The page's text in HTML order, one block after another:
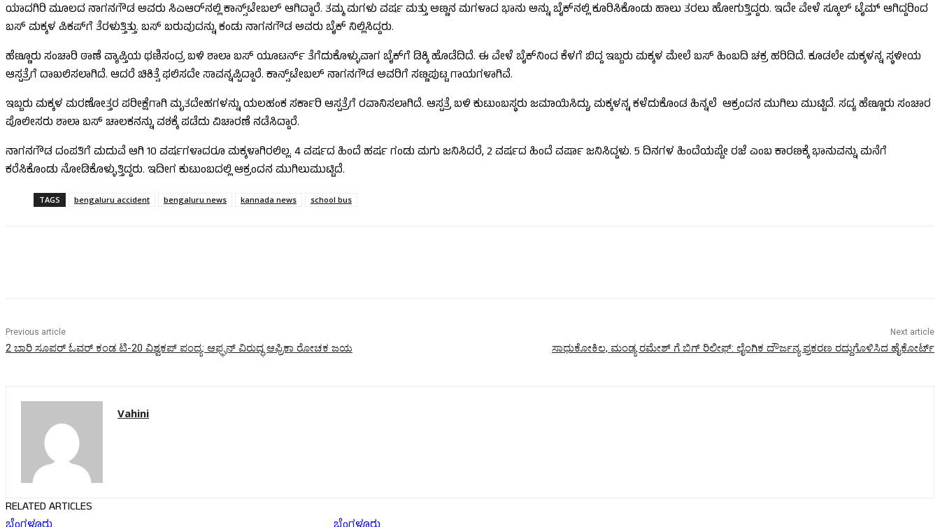
ಯಾದಗಿರಿ ಮೂಲದ ನಾಗನಗೌಡ ಅವರು ಸಿಎಆರ್​ನಲ್ಲಿ ಕಾನ್ಸ್​ಟೇಬಲ್​​ ಆಗಿದ್ದಾರೆ. ತಮ್ಮ ಮಗಳು ವರ್ಷ ಮತ್ತು ಅಣ್ಣನ ಮಗಳಾದ ಭಾನು ಅನ್ನು ಬೈಕ್​ನಲ್ಲಿ ಕೂರಿಸಿಕೊಂಡು ಹಾಲು ತರಲು ಹೋಗುತ್ತಿದ್ದರು. ಇದೇ ವೇಳೆ ಸ್ಕೂಲ್ ಟೈಮ್​​ ಆಗಿದ್ದರಿಂದ
ಬಸ್ ಮಕ್ಕಳ ಪಿಕಪ್​ಗೆ ತೆರಳುತ್ತಿತ್ತು. ಬಸ್​ ಬರುವುದನ್ನು ಕಂಡು ನಾಗನಗೌಡ ಅವರು ಬೈಕ್ ನಿಲ್ಲಿಸಿದ್ದರು.
ಹೆಣ್ಣೂರು ಸಂಚಾರಿ ಠಾಣೆ ವ್ಯಾಪ್ತಿಯ ಥಣಿಸಂದ್ರ ಬಳಿ ಶಾಲಾ ಬಸ್​ ಯೂಟರ್ನ್ ತೆಗೆದುಕೊಳ್ಳುವಾಗ ಬೈಕ್​ಗೆ ಡಿಕ್ಕಿ ಹೊಡೆದಿದೆ. ಈ ವೇಳೆ ಬೈಕ್​ನಿಂದ ಕೆಳಗೆ ಬಿದ್ದ ಇಬ್ಬರು ಮಕ್ಕಳ ಮೇಲೆ ಬಸ್ ಹಿಂಬದಿ ಚಕ್ರ ಹರಿದಿದೆ. ಕೂಡಲೇ ಮಕ್ಕಳನ್ನ ಸ್ಥಳೀಯ
ಆಸ್ಪತ್ರೆಗೆ ದಾಖಲಿಸಲಾಗಿದೆ. ಆದರೆ ಚಿಕಿತ್ಸೆ ಫಲಿಸದೇ ಸಾವನ್ನಪ್ಪಿದ್ದಾರೆ. ಕಾನ್ಸ್​ಟೇಬಲ್ ನಾಗನಗೌಡ ಅವರಿಗೆ ಸಣ್ಣಪುಟ್ಟ ಗಾಯಗಳಾಗಿವೆ.
ಇಬ್ಬರು ಮಕ್ಕಳ ಮರಣೋತ್ತರ ಪರೀಕ್ಷೆಗಾಗಿ ಮೃತದೇಹಗಳನ್ನು ಯಲಹಂಕ ಸರ್ಕಾರಿ ಆಸ್ಪತ್ರೆಗೆ ರವಾನಿಸಲಾಗಿದೆ. ಆಸ್ಪತ್ರೆ ಬಳಿ ಕುಟುಂಬಸ್ಥರು ಜಮಾಯಿಸಿದ್ದು, ಮಕ್ಕಳನ್ನ‌ ಕಳೆದುಕೊಂಡ ಹಿನ್ನಲೆ ಆಕ್ರಂದನ ಮುಗಿಲು ಮುಟ್ಟಿದೆ. ಸದ್ಯ ಹೆಣ್ಣೂರು ಸಂಚಾರ
ಪೊಲೀಸರು ಶಾಲಾ ಬಸ್ ಚಾಲಕನನ್ನು ವಶಕ್ಕೆ ಪಡೆದು ವಿಚಾರಣೆ ನಡೆಸಿದ್ದಾರೆ.
ನಾಗನಗೌಡ ದಂಪತಿಗೆ ಮದುವೆ ಆಗಿ 10 ವರ್ಷಗಳಾದರೂ ಮಕ್ಕಳಾಗಿರಲಿಲ್ಲ. 4 ವರ್ಷದ ಹಿಂದೆ ಹರ್ಷ ಗಂಡು ಮಗು ಜನಿಸಿದರೆ, 2 ವರ್ಷದ ಹಿಂದೆ ವರ್ಷಾ ಜನಿಸಿದ್ದಳು. 5 ದಿನಗಳ ಹಿಂದೆಯಷ್ಟೇ ರಜೆ ಎಂಬ ಕಾರಣಕ್ಕೆ ಭಾನುವನ್ನು ಮನೆಗೆ
ಕರೆಸಿಕೊಂಡು ನೋಡಿಕೊಳ್ಳುತ್ತಿದ್ದರು. ಇದೀಗ ಕುಟುಂಬದಲ್ಲಿ ಆಕ್ರಂದನ ಮುಗಿಲುಮುಟ್ಟಿದೆ.
TAGS bengaluru accident bengaluru news kannada news school bus
Previous article
2 ಬಾರಿ ಸೂಪರ್ ಓವರ್ ಕಂಡ ಟಿ-20 ವಿಶ್ವಕಪ್ ಪಂದ್ಯ: ಆಫ್ಘನ್ ವಿರುದ್ಧ ಆಫ್ರಿಕಾ ರೋಚಕ ಜಯ
Next article
ಸಾಧುಕೋಕಿಲ, ಮಂಡ್ಯ ರಮೇಶ್ ಗೆ ಬಿಗ್ ರಿಲೀಫ್: ಲೈಂಗಿಕ ದೌರ್ಜನ್ಯ ಪ್ರಕರಣ ರದ್ದುಗೊಳಿಸಿದ ಹೈಕೋರ್ಟ್
Vahini
RELATED ARTICLES